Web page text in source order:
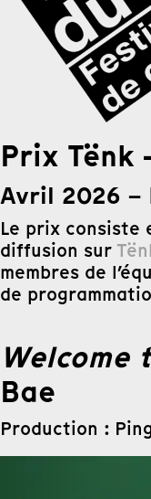
Prix Tënk
Avril 2026 –
Le prix consiste
diffusion sur
membres de
de
Welcome
Bae
Production :